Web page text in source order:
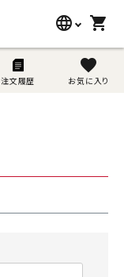
language shopping_cart
注文履歴
favorite
お気に入り
search